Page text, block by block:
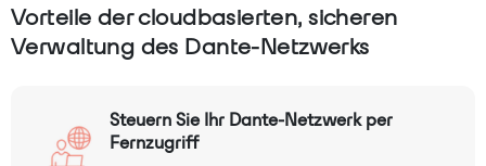
Vorteile der cloudbasierten, sicheren
Verwaltung des Dante-Netzwerks
Steuern Sie Ihr Dante-Netzwerk per
Fernzugriff